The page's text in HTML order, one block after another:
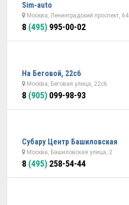
Sim-auto
Москва, Ленинградский проспект, 64
8 (495) 995-00-02
На Беговой, 22с6
Москва, Беговая улица, 22с6
8 (905) 099-98-93
Субару Центр Башиловская
Москва, Башиловская улица, 2
8 (495) 258-54-44